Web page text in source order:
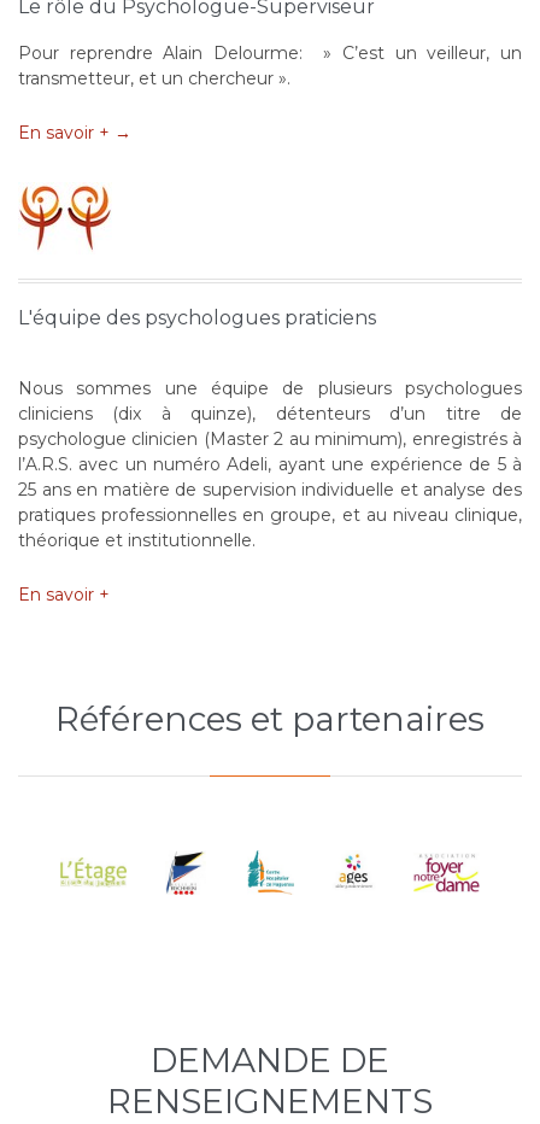
Le rôle du Psychologue-Superviseur
Pour reprendre Alain Delourme: » C’est un veilleur, un
transmetteur, et un chercheur ».
En savoir + →
L'équipe des psychologues praticiens
Nous sommes une équipe de plusieurs psychologues
cliniciens (dix à quinze), détenteurs d’un titre de
psychologue clinicien (Master 2 au minimum), enregistrés à
l’A.R.S. avec un numéro Adeli, ayant une expérience de 5 à
25 ans en matière de supervision individuelle et analyse des
pratiques professionnelles en groupe, et au niveau clinique,
théorique et institutionnelle.
En savoir +
Références et partenaires
DEMANDE DE
RENSEIGNEMENTS